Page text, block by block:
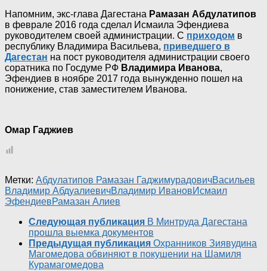
Напомним, экс-глава Дагестана Рамазан Абдулатипов
в феврале 2016 года сделал Исмаила Эфендиева
руководителем своей администрации. С приходом в
республику Владимира Васильева, приведшего в
Дагестан на пост руководителя администрации своего
соратника по Госдуме РФ Владимира Иванова,
Эфендиев в ноябре 2017 года вынужденно пошел на
понижение, став заместителем Иванова.
Омар Гаджиев
Метки: Абдулатипов Рамазан ГаджимурадовичВасильев
Владимир АбдуалиевичВладимир ИвановИсмаил
ЭфендиевРамазан Алиев
Следующая публикация В Минтруда Дагестана
прошла выемка документов
Предыдущая публикация Охранников Зиявудина
Магомедова обвиняют в покушении на Шамиля
Курамагомедова